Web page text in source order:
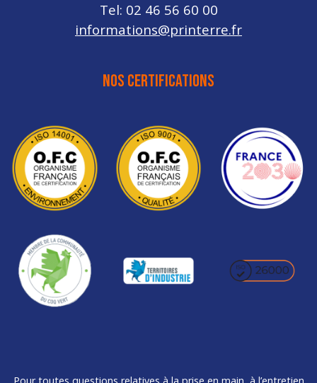
Tel: 02 46 56 60 00
informations@printerre.fr
NOS CERTIFICATIONS